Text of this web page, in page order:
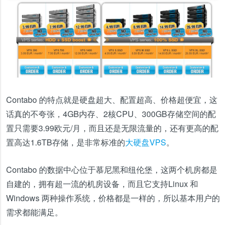
Contabo 的特点就是硬盘超大、配置超高、价格超便宜 ，这
话真的不夸张，4GB内存、2核CPU、300GB存储空间的配
置只需要3.99欧元/月，而且还是无限流量的，还有更高的配
置高达1.6TB存储，是非常标准的大硬盘VPS。
Contabo 的数据中心位于慕尼黑和纽伦堡，这两个机房都是
自建的，拥有超一流的机房设备，而且它支持Linux 和
Windows 两种操作系统，价格都是一样的，所以基本用户的
需求都能满足。